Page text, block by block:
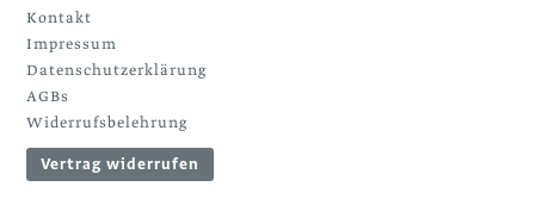
Kontakt
Impressum
Datenschutzerklärung
AGBs
Widerrufsbelehrung
Vertrag widerrufen